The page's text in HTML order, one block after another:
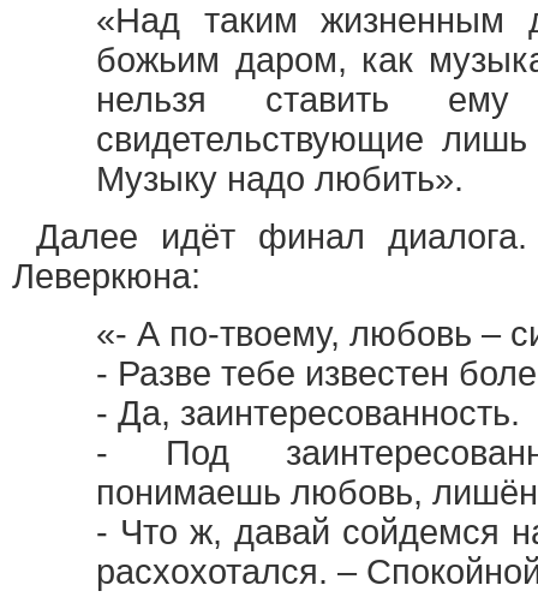
«Над таким жизненным
божьим даром, как
нельзя ставить
свидетельствующие
Музыку надо любить».
Далее идёт финал
Леверкюна:
«- А по-твоему, любовь –
- Разве тебе известен
- Да, заинтересованность.
- Под
понимаешь любовь,
- Что ж, давай сойдемся
расхохотался. –